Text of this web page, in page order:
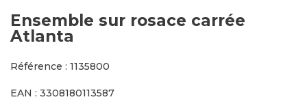
Ensemble sur rosace carrée
Atlanta
Référence : 1135800
EAN : 3308180113587